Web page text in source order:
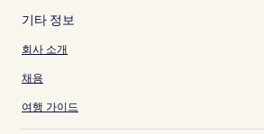
기타 정보
회사 소개
채용
여행 가이드